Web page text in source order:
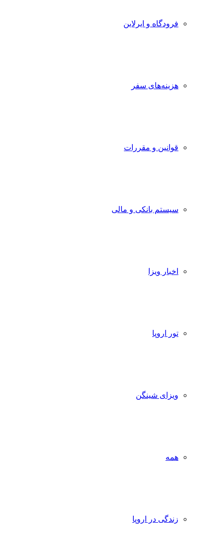
فرودگاه و ایرلاین
هزینه‌های سفر
قوانین و مقررات
سیستم بانکی و مالی
اخبار ویزا
تور اروپا
ویزای شینگن
همه
زندگی در اروپا